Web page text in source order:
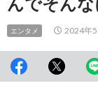
エンタメ 2024年